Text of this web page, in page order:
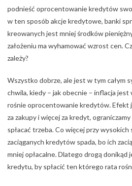
podnieść oprocentowanie kredytów
w ten sposób akcje kredytowe, banki
kreowanych jest mniej środków
założeniu ma wyhamować wzrost cen.
zależy?
Wszystko dobrze, ale jest w tym całym
chwila, kiedy – jak obecnie – inflacja jest
rośnie oprocentowanie kredytów. Efekt
za zakupy i więcej za kredyt,
spłacać trzeba. Co więcej przy
zaciąganych kredytów spada, bo ich
mniej opłacalne. Dlatego drogą donikąd
kredytu, by spłacić ten którego rata